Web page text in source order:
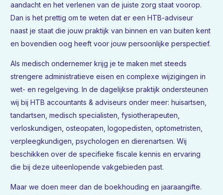
aandacht en het verlenen van de juiste zorg staat voorop.
Dan is het prettig om te weten dat er een HTB-adviseur
naast je staat die jouw praktijk van binnen en van buiten kent
en bovendien oog heeft voor jouw persoonlijke perspectief.
Als medisch ondernemer krijg je te maken met steeds
strengere administratieve eisen en complexe wijzigingen in
wet- en regelgeving. In de dagelijkse praktijk ondersteunen
wij bij HTB accountants & adviseurs onder meer: huisartsen,
tandartsen, medisch specialisten, fysiotherapeuten,
verloskundigen, osteopaten, logopedisten, optometristen,
verpleegkundigen, psychologen en dierenartsen. Wij
beschikken over de specifieke fiscale kennis en ervaring
die bij deze uiteenlopende vakgebieden past.
Maar we doen meer dan de boekhouding en jaaraangifte.